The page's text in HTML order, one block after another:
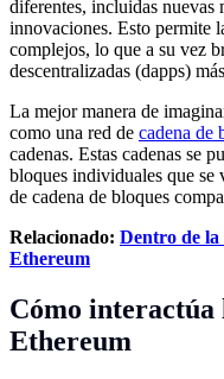
diferentes, incluidas nuevas
innovaciones. Esto permite
complejos, lo que a su vez
descentralizadas (dapps)
La mejor manera de
como una red de cadena de
cadenas. Estas cadenas se
bloques individuales que se
de cadena de bloques
Relacionado: Dentro de la
Ethereum
Cómo interactúa
Ethereum